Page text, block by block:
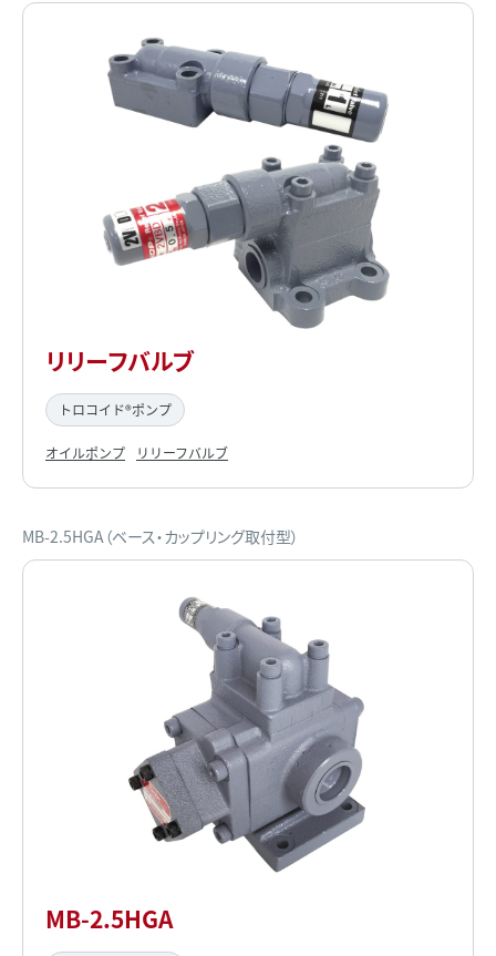
リリーフバルブ
トロコイド®ポンプ
オイルポンプ リリーフバルブ
MB-2.5HGA（ベース・カップリング取付型）
MB-2.5HGA